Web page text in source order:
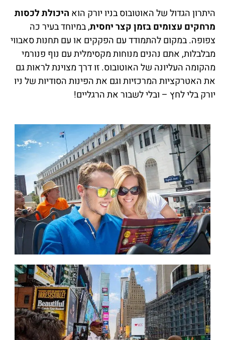
היתרון הגדול של האוטובוס בניו יורק הוא היכולת לכסות
מרחקים עצומים בזמן קצר יחסית, במיוחד בעיר כה
צפופה. במקום להתמודד עם הפקקים או עם תחנות סאבווי
מבלבלות, אתם נהנים מנוחות מקסימלית עם נוף פנורמי
מהקומה העליונה של האוטובוס. זו דרך מצוינת לראות גם
את האטרקציות המרכזיות וגם את הפינות הסודיות של ניו
יורק בלי לחץ – ובלי לשבור את הרגליים!